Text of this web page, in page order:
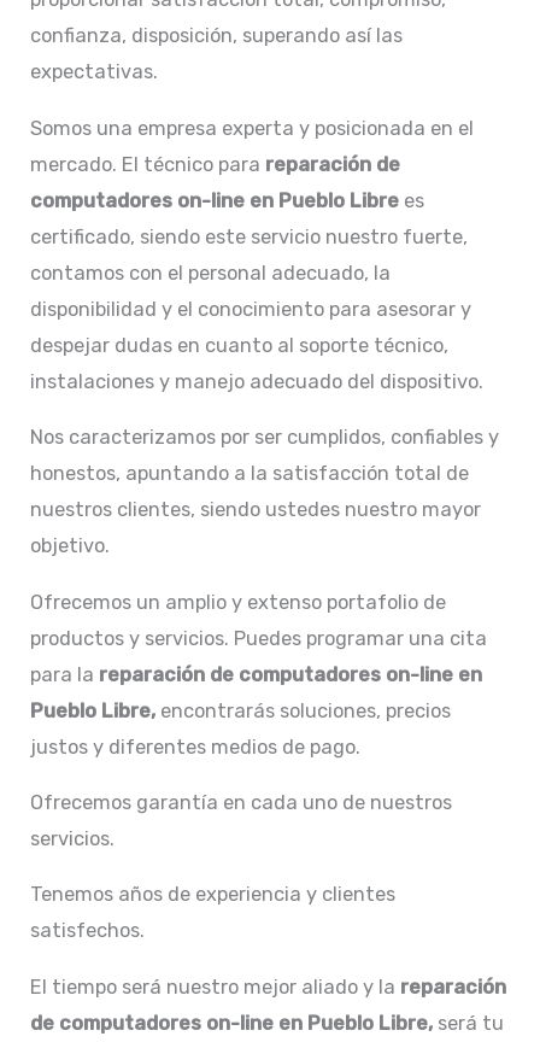
confianza, disposición, superando así las
expectativas.
Somos una empresa experta y posicionada en el
mercado. El técnico para reparación de
computadores on-line en Pueblo Libre es
certificado, siendo este servicio nuestro fuerte,
contamos con el personal adecuado, la
disponibilidad y el conocimiento para asesorar y
despejar dudas en cuanto al soporte técnico,
instalaciones y manejo adecuado del dispositivo.
Nos caracterizamos por ser cumplidos, confiables y
honestos, apuntando a la satisfacción total de
nuestros clientes, siendo ustedes nuestro mayor
objetivo.
Ofrecemos un amplio y extenso portafolio de
productos y servicios. Puedes programar una cita
para la reparación de computadores on-line en
Pueblo Libre, encontrarás soluciones, precios
justos y diferentes medios de pago.
Ofrecemos garantía en cada uno de nuestros
servicios.
Tenemos años de experiencia y clientes
satisfechos.
El tiempo será nuestro mejor aliado y la reparación
de computadores on-line en Pueblo Libre, será tu